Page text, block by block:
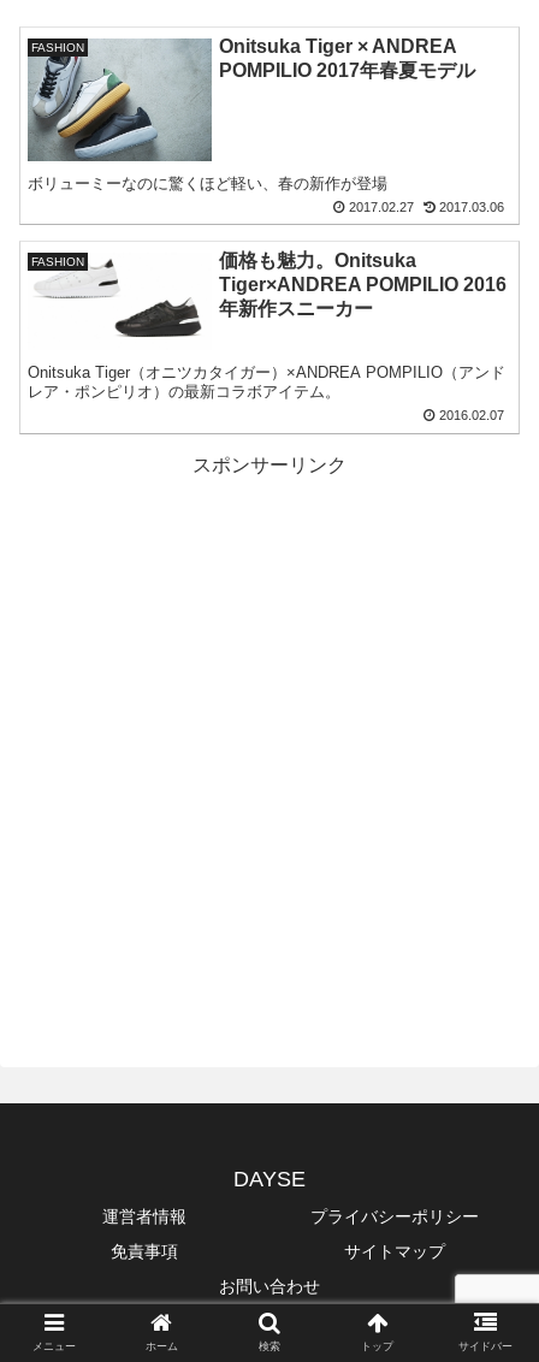
FASHION
Onitsuka Tiger × ANDREA
POMPILIO 2017年春夏モデル
ボリューミーなのに驚くほど軽い、春の新作が登場
2017.02.27 2017.03.06
FASHION
価格も魅力。Onitsuka
Tiger×ANDREA POMPILIO 2016
年新作スニーカー
Onitsuka Tiger（オニツカタイガー）×ANDREA POMPILIO（アンド
レア・ポンピリオ）の最新コラボアイテム。
2016.02.07
スポンサーリンク
DAYSE
運営者情報
プライバシーポリシー
免責事項
サイトマップ
お問い合わせ
Copyright © 2014-2026 DAYSE All Rights Reserved.
メニュー ホーム 検索 トップ サイドバー